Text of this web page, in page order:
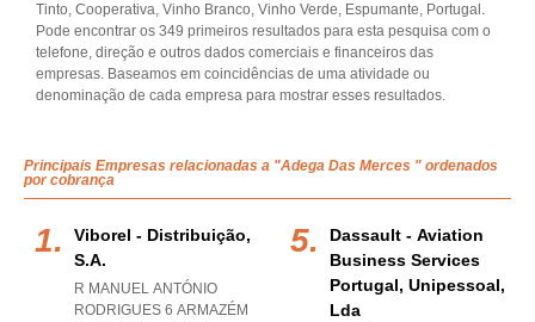
Tinto, Cooperativa, Vinho Branco, Vinho Verde, Espumante, Portugal.
Pode encontrar os 349 primeiros resultados para esta pesquisa com o
telefone, direção e outros dados comerciais e financeiros das
empresas. Baseamos em coincidências de uma atividade ou
denominação de cada empresa para mostrar esses resultados.
Principais Empresas relacionadas a "Adega Das Merces " ordenados
por cobrança
Viborel - Distribuição,
S.a.
R MANUEL ANTÓNIO
RODRIGUES 6 ARMAZÉM
Dassault - Aviation
Business Services
Portugal, Unipessoal,
Lda